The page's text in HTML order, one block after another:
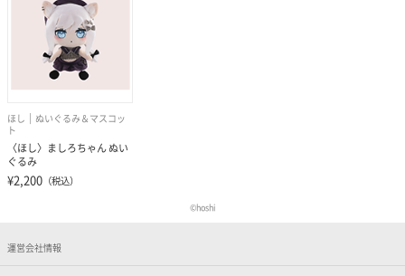
ほし
ぬいぐるみ＆マスコッ
ト
〈ほし〉ましろちゃん ぬい
ぐるみ
¥2,200 （税込）
©hoshi
運営会社情報